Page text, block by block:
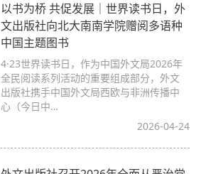
以书为桥 共促发展｜世界读书日，外
文出版社向北大南南学院赠阅多语种
中国主题图书
4·23世界读书日，作为中国外文局2026年
全民阅读系列活动的重要组成部分，外文
出版社携手中国外文局西欧与非洲传播中
心（今日中…
2026-04-24